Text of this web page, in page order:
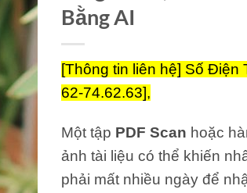
Bằng AI
[Thông tin liên hệ] Số Điện
62-74.62.63],
Một tập PDF Scan hoặc
ảnh tài liệu có thể khiến
phải mất nhiều ngày để